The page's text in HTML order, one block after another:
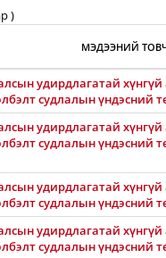
)
МЭДЭЭНИЙ
удирдлагатай
судлалын үндэсний
удирдлагатай
судлалын
удирдлагатай
судлалын
удирдлагатай
судлалын үндэсний